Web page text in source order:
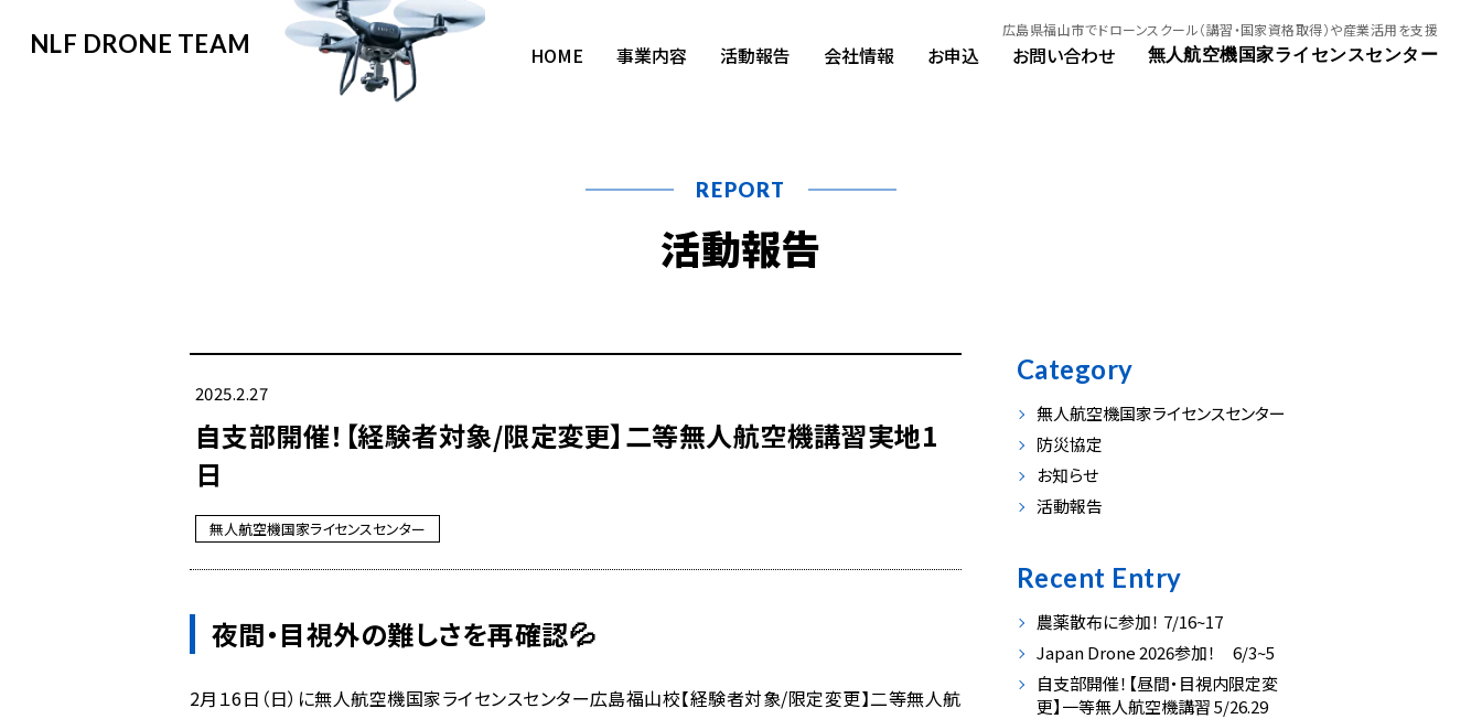
NLF DRONE TEAM 広島県福山市でドローンスクール（講習・国家資格取得）や産業活用を支援
HOME 事業内容 活動報告 会社情報 お申込 お問い合わせ 無人航空機国家ライセンスセンター
REPORT
活動報告
2025.2.27
自支部開催！【経験者対象/限定変更】二等無人航空機講習実地1
日
無人航空機国家ライセンスセンター
夜間・目視外の難しさを再確認💦
2月１6日（日）に無人航空機国家ライセンスセンター広島福山校【経験者対象/限定変更】二等無人航
Category
無人航空機国家ライセンスセンター
防災協定
お知らせ
活動報告
Recent Entry
農薬散布に参加！ 7/16~17
Japan Drone 2026参加！ 6/3~5
自支部開催！【昼間・目視内限定変
更】一等無人航空機講習 5/26.29